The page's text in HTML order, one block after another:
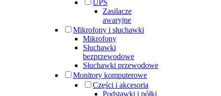
UPS
Zasilacze
awaryjne
Mikrofony i słuchawki
Mikrofony
Słuchawki
bezprzewodowe
Słuchawki przewodowe
Monitory komputerowe
Części i akcesoria
Podstawki i półki